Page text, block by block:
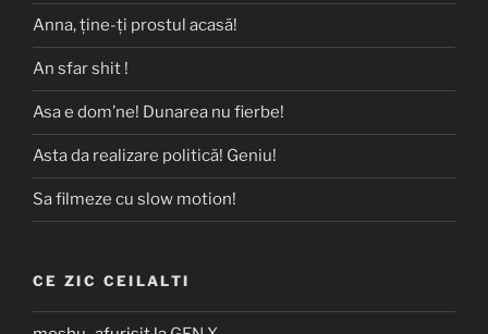
Anna, ţine-ţi prostul acasă!
An sfar shit !
Asa e dom’ne! Dunarea nu fierbe!
Asta da realizare politică! Geniu!
Sa filmeze cu slow motion!
CE ZIC CEILALTI